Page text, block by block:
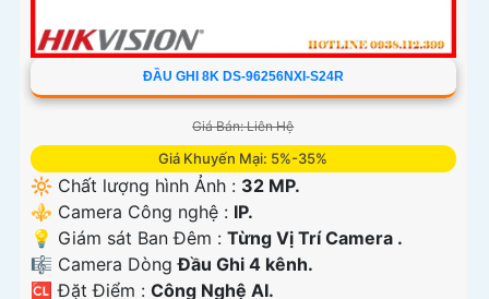
ĐẦU GHI 8K DS-96256NXI-S24R
Giá Bán: Liên Hệ
Giá Khuyến Mại: 5%-35%
🔆 Chất lượng hình Ảnh : 32 MP.
⚜️ Camera Công nghệ : IP.
💡 Giám sát Ban Đêm : Từng Vị Trí Camera .
🎼️ Camera DòngĐầu Ghi 4 kênh.
️🆑 Đặt Điểm : Công Nghệ AI.